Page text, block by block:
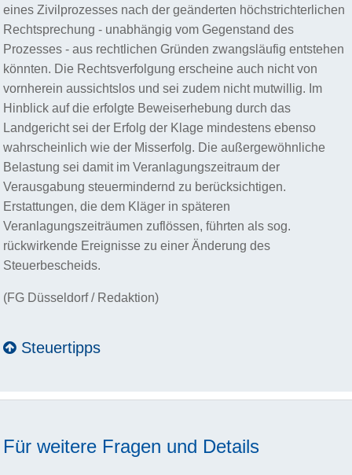
eines Zivilprozesses nach der geänderten höchstrichterlichen
Rechtsprechung - unabhängig vom Gegenstand des
Prozesses - aus rechtlichen Gründen zwangsläufig entstehen
könnten. Die Rechtsverfolgung erscheine auch nicht von
vornherein aussichtslos und sei zudem nicht mutwillig. Im
Hinblick auf die erfolgte Beweiserhebung durch das
Landgericht sei der Erfolg der Klage mindestens ebenso
wahrscheinlich wie der Misserfolg. Die außergewöhnliche
Belastung sei damit im Veranlagungszeitraum der
Verausgabung steuermindernd zu berücksichtigen.
Erstattungen, die dem Kläger in späteren
Veranlagungszeiträumen zuflössen, führten als sog.
rückwirkende Ereignisse zu einer Änderung des
Steuerbescheids.
(FG Düsseldorf / Redaktion)
Steuertipps
Für weitere Fragen und Details